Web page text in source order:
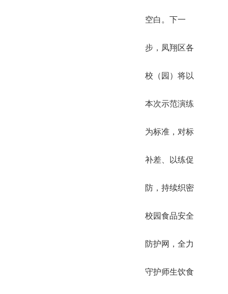
空白。下一
步，凤翔区各
校（园）将以
本次示范演练
为标准，对标
补差、以练促
防，持续织密
校园食品安全
防护网，全力
守护师生饮食